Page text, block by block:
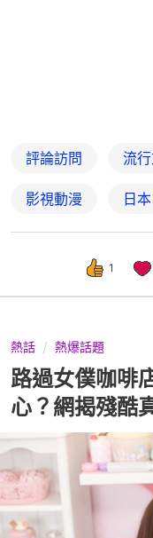
評論訪問 流
影視動漫 日本
1
熱話 熱爆話題
路過女僕咖啡
心？網揭殘酷